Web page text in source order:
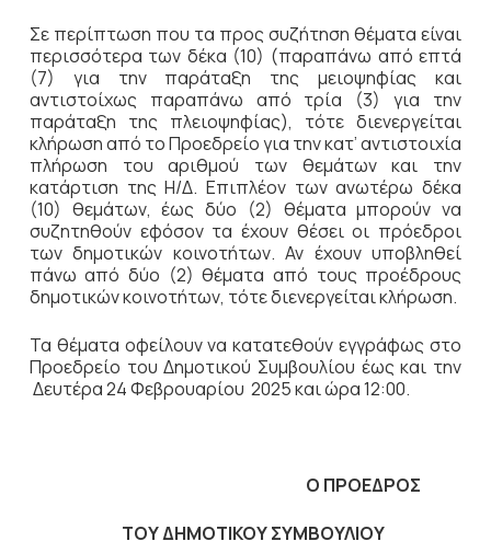
Σε περίπτωση που τα προς συζήτηση θέματα είναι
περισσότερα των δέκα (10) (παραπάνω από επτά
(7) για την παράταξη της μειοψηφίας και
αντιστοίχως παραπάνω από τρία (3) για την
παράταξη της πλειοψηφίας), τότε διενεργείται
κλήρωση από το Προεδρείο για την κατ’ αντιστοιχία
πλήρωση του αριθμού των θεμάτων και την
κατάρτιση της Η/Δ. Επιπλέον των ανωτέρω δέκα
(10) θεμάτων, έως δύο (2) θέματα μπορούν να
συζητηθούν εφόσον τα έχουν θέσει οι πρόεδροι
των δημοτικών κοινοτήτων. Αν έχουν υποβληθεί
πάνω από δύο (2) θέματα από τους προέδρους
δημοτικών κοινοτήτων, τότε διενεργείται κλήρωση.
Τα θέματα οφείλουν να κατατεθούν εγγράφως στο
Προεδρείο του Δημοτικού Συμβουλίου έως και την
Δευτέρα 24 Φεβρουαρίου 2025 και ώρα 12:00.
Ο ΠΡΟΕΔΡΟΣ
ΤΟΥ ΔΗΜΟΤΙΚΟΥ ΣΥΜΒΟΥΛΙΟΥ